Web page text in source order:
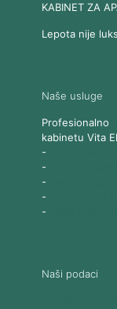
KABINET ZA
Lepota nije
Naše usluge
kabinetu Vita
-
-
-
-
-
Naši podaci